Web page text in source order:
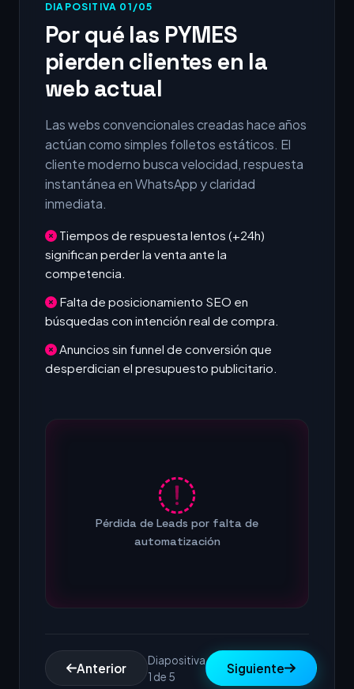
DIAPOSITIVA 01/05
Por qué las PYMES
pierden clientes en la
web actual
Las webs convencionales creadas hace años
actúan como simples folletos estáticos. El
cliente moderno busca velocidad, respuesta
instantánea en WhatsApp y claridad
inmediata.
Tiempos de respuesta lentos (+24h)
significan perder la venta ante la
competencia.
Falta de posicionamiento SEO en
búsquedas con intención real de compra.
Anuncios sin funnel de conversión que
desperdician el presupuesto publicitario.
Pérdida de Leads por falta de
automatización
Anterior
Diapositiva
1 de 5
Siguiente